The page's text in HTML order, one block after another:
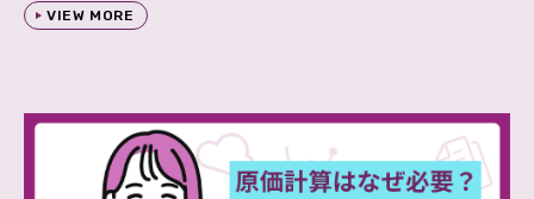
VIEW MORE